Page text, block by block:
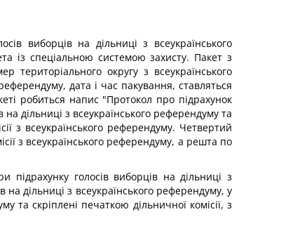
виборців на дільниці з всеукраїнського
із спеціальною системою захисту. Пакет з
територіального округу з всеукраїнського
дата і час пакування, ставляться
робиться напис "Протокол про підрахунок
на дільниці з всеукраїнського референдуму та
з всеукраїнського референдуму. Четвертий
з всеукраїнського референдуму, а решта по
підрахунку голосів виборців на дільниці з
на дільниці з всеукраїнського референдуму, у
та скріплені печаткою дільничної комісії, з